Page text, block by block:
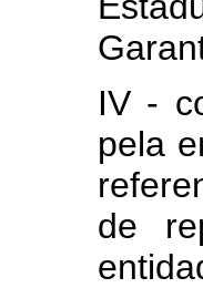
IV -
pela
de